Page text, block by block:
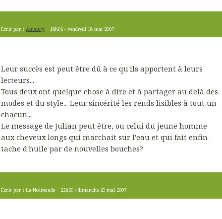
Écrit par : Amaury 18h06 -vendredi 18 mai 2007
Leur succès est peut être dû à ce qu'ils apportent à leurs
lecteurs...
Tous deux ont quelque chose à dire et à partager au delà des
modes et du style... Leur sincérité les rends lisibles à tout un
chacun...
Le message de Julian peut être, ou celui du jeune homme
aux cheveux longs qui marchait sur l'eau et qui fait enfin
tache d'huile par de nouvelles bouches?
Écrit par : La Noireaude 22h50 -dimanche 20 mai 2007